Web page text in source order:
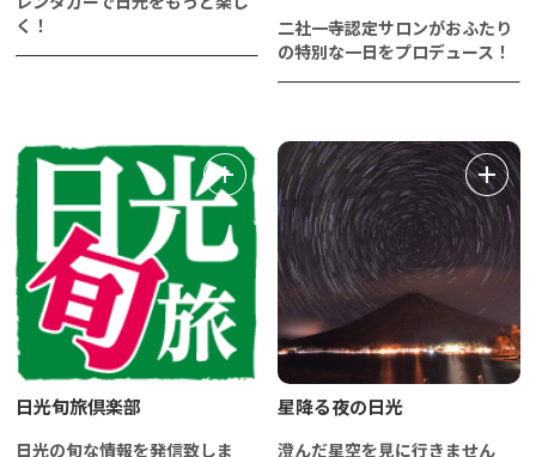
く！
二社一寺認定サロンがおふたり
の特別な一日をプロデュース！
日光旬旅倶楽部
日光の旬な情報を発信致しま
星降る夜の日光
澄んだ星空を見に行きません